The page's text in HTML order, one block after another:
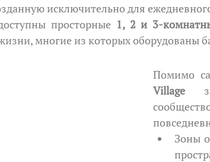
исключительно для
просторные 1, 2 и 3-
многие из которых оборудованы
Помимо
Village
Зоны